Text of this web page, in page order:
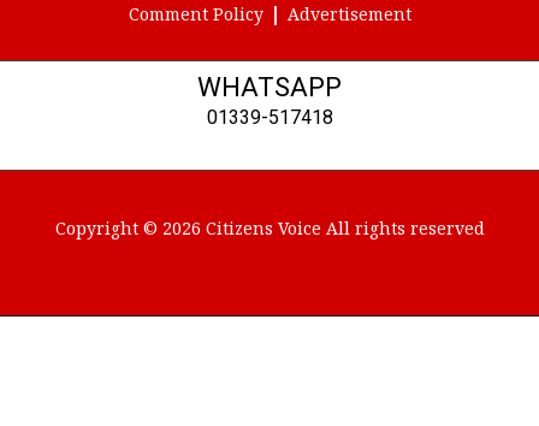
Comment Policy Advertisement
WHATSAPP
01339-517418
Copyright © 2026 Citizens Voice All rights reserved